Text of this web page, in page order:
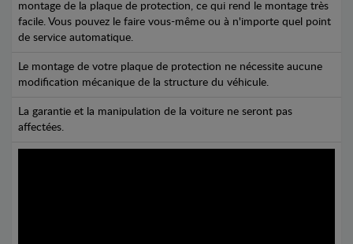
montage de la plaque de protection, ce qui rend le montage très
facile. Vous pouvez le faire vous-même ou à n'importe quel point
de service automatique.
Le montage de votre plaque de protection ne nécessite aucune
modification mécanique de la structure du véhicule.
La garantie et la manipulation de la voiture ne seront pas
affectées.